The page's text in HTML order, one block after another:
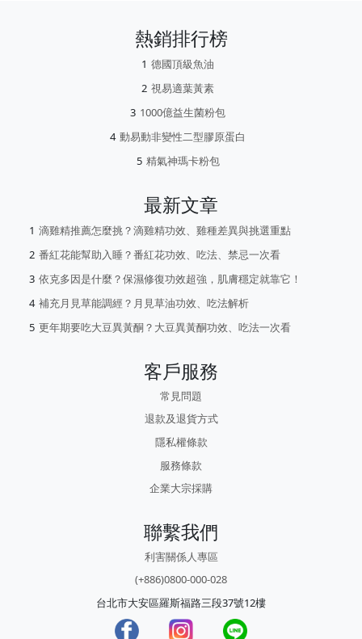
熱銷排行榜
德國頂級魚油
視易適葉黃素
1000億益生菌粉包
動易動非變性二型膠原蛋白
精氣神瑪卡粉包
最新文章
滴雞精推薦怎麼挑？滴雞精功效、雞種差異與挑選重點
番紅花能幫助入睡？番紅花功效、吃法、禁忌一次看
依克多因是什麼？保濕修復功效超強，肌膚穩定就靠它！
補充月見草能調經？月見草油功效、吃法解析
更年期要吃大豆異黃酮？大豆異黃酮功效、吃法一次看
客戶服務
常見問題
退款及退貨方式
隱私權條款
服務條款
企業大宗採購
聯繫我們
利害關係人專區
(+886)0800-000-028
台北市大安區羅斯福路三段37號12樓